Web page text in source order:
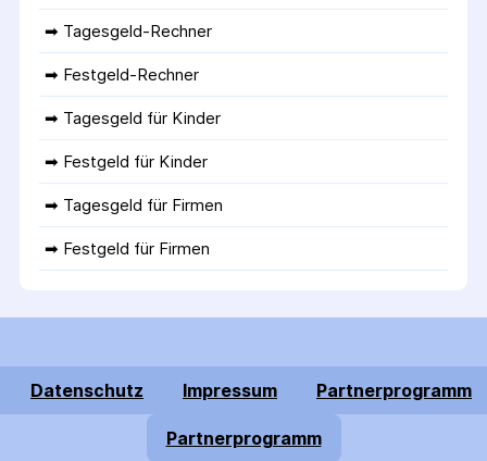
➡ Tagesgeld-Rechner
➡ Festgeld-Rechner
➡ Tagesgeld für Kinder
➡ Festgeld für Kinder
➡ Tagesgeld für Firmen
➡ Festgeld für Firmen
Datenschutz Impressum Partnerprogramm
Partnerprogramm